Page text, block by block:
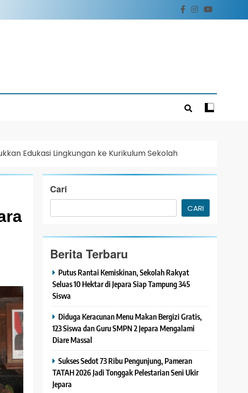
Edukasi Lingkungan ke Kurikulum Sekolah
Cari
CARI
Berita Terbaru
Putus Rantai Kemiskinan, Sekolah Rakyat
Seluas 10 Hektar di Jepara Siap Tampung 345
Siswa
Diduga Keracunan Menu Makan Bergizi Gratis,
123 Siswa dan Guru SMPN 2 Jepara Mengalami
Diare Massal
Sukses Sedot 73 Ribu Pengunjung, Pameran
TATAH 2026 Jadi Tonggak Pelestarian Seni Ukir
Jepara